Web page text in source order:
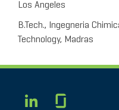
Los Angeles
B.Tech., Ingegneria
Technology, Madras